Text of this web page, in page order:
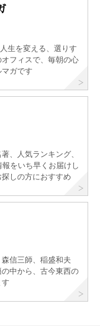
生を変える、選りす
フィスで、毎朝の心
ガです
、人気ランキング、
報をいち早くお届けし
しの方におすすめ
信三師、稲盛和夫
中から、古今東西の